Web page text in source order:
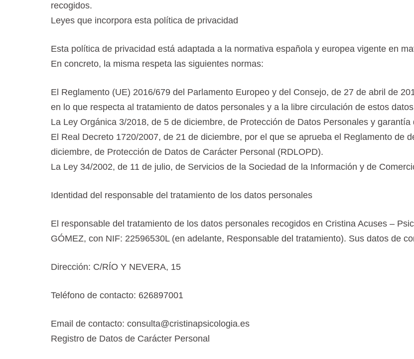
recogidos.
Leyes que incorpora esta política de privacidad
Esta política de privacidad está adaptada a la normativa española y europea vigente en
En concreto, la misma respeta las siguientes normas:
El Reglamento (UE) 2016/679 del Parlamento Europeo y del Consejo, de 27 de abril de
en lo que respecta al tratamiento de datos personales y a la libre circulación de estos
La Ley Orgánica 3/2018, de 5 de diciembre, de Protección de Datos Personales y
El Real Decreto 1720/2007, de 21 de diciembre, por el que se aprueba el Reglamento de
diciembre, de Protección de Datos de Carácter Personal (RDLOPD).
La Ley 34/2002, de 11 de julio, de Servicios de la Sociedad de la Información y de
Identidad del responsable del tratamiento de los datos personales
El responsable del tratamiento de los datos personales recogidos en Cristina Acuses –
GÓMEZ, con NIF: 22596530L (en adelante, Responsable del tratamiento). Sus datos de
Dirección: C/RÍO Y NEVERA, 15
Teléfono de contacto: 626897001
Email de contacto: consulta@cristinapsicologia.es
Registro de Datos de Carácter Personal